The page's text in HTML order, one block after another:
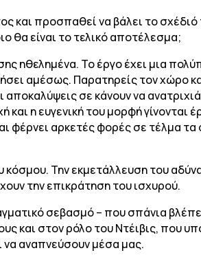
και προσπαθεί να βάλει το
θα είναι το τελικό αποτέλεσμα;
ηθελημένα. Το έργο έχει μια
αμέσως. Παρατηρείς τον χώρο
σε κάνουν να
η ευγενική του μορφή
φέρνει αρκετές φορές σε τέλμα τα
Την εκμετάλλευση του
την επικράτηση του ισχυρού.
σεβασμό – που σπάνια
στον ρόλο του Ντέιβις, που
να αναπνεύσουν μέσα μας.